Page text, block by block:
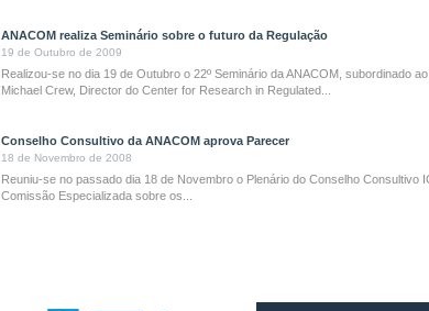
ANACOM realiza Seminário sobre o futuro da Regulação
19 de Outubro de 2009
Realizou-se no dia 19 de Outubro o 22º Seminário da ANACOM, subordinado
Michael Crew, Director do Center for Research in Regulated...
Conselho Consultivo da ANACOM aprova Parecer
18 de Novembro de 2008
Reuniu-se no passado dia 18 de Novembro o Plenário do Conselho
Comissão Especializada sobre os...